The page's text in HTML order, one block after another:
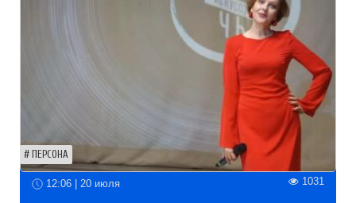
ПЕРСОНА
12:06 | 20 июля 1031